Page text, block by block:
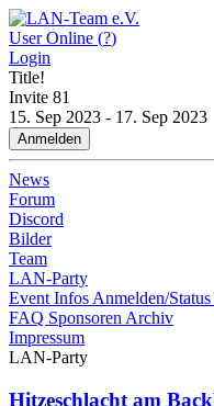
User Online (?)
Login
Title!
Invite 81
15. Sep 2023 - 17. Sep 2023
Anmelden
News
Forum
Discord
Bilder
Team
LAN-Party
Event Infos Anmelden/Status
FAQ Sponsoren Archiv
Impressum
LAN-Party
Hitzeschlacht am